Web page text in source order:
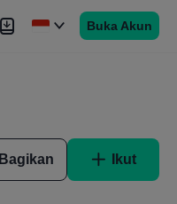
Buka Akun
Bagikan Ikut